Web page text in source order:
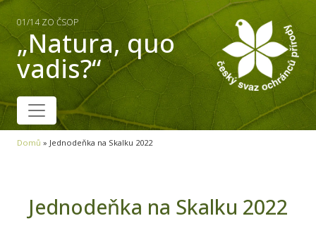
01/14 ZO ČSOP
„Natura, quo
vadis?“
Domů » Jednodeňka na Skalku 2022
Jednodeňka na Skalku 2022